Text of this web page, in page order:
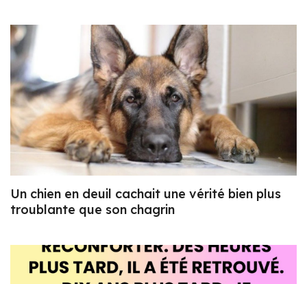
Un chien en deuil cachait une vérité bien plus
troublante que son chagrin